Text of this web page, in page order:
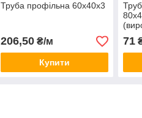
Труба профільна 60x40x3
206,50₴/м
Купити
71